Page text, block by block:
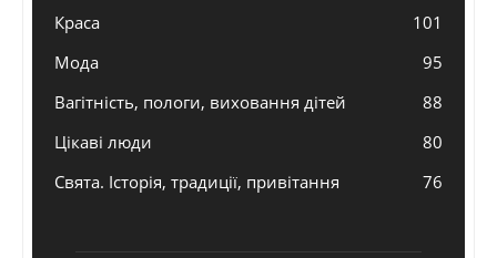
Краса
101
Мода
95
Вагітність, пологи, виховання дітей
88
Цікаві люди
80
Свята. Історія, традиції, привітання
76